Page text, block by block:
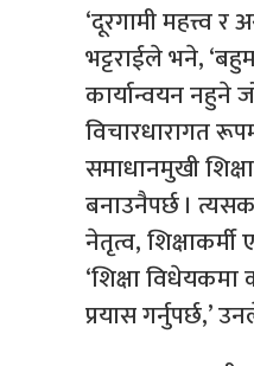
‘दूरगामी महत्त्व
भट्टराईले भने,
कार्यान्वयन नहुने
विचारधारागत
समाधानमुखी
बनाउनैपर्छ ।
नेतृत्व,
‘शिक्षा
प्रयास गर्नुपर्छ,’